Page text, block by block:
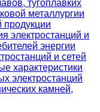
тугоплавких
металлургии
продукции
электростанций и
энергии
и сетей
характеристики
электростанций
камней,